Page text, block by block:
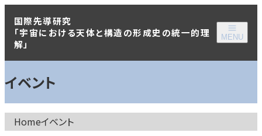
国際先導研究
「宇宙における天体と構造の形成史の統一的理
解」
MENU
イベント
Homeイベント